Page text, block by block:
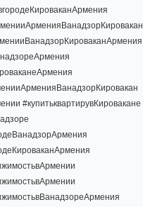
#купитьквартирувКировакане